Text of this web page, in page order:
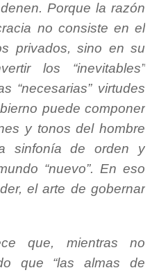
Porque la razón
no consiste en el
privados, sino en su
los “inevitables”
“necesarias” virtudes
puede componer
y tonos del hombre
sinfonía de orden y
“nuevo”. En eso
el arte de gobernar
que, mientras no
que “las almas de